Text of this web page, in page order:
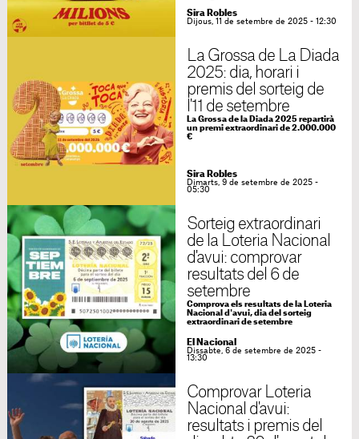
Sira Robles
Dijous, 11 de setembre de 2025 - 12:30
La Grossa de La Diada
2025: dia, horari i
premis del sorteig de
l'11 de setembre
La Grossa de la Diada 2025 repartirà
un premi extraordinari de 2.000.000
€
Sira Robles
Dimarts, 9 de setembre de 2025 -
05:30
Sorteig extraordinari
de la Loteria Nacional
d'avui: comprovar
resultats del 6 de
setembre
Comprova els resultats de la Loteria
Nacional d'avui, dia del sorteig
extraordinari de setembre
El Nacional
Dissabte, 6 de setembre de 2025 -
13:30
Comprovar Loteria
Nacional d'avui:
resultats i premis del